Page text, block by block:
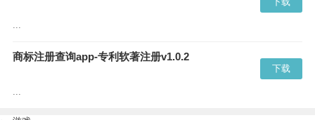
...
商标注册查询app-专利软著注册v1.0.2
...
下载